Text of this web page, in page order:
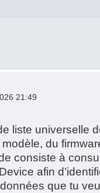
21:49
liste universelle
du
consiste à
afin
que tu